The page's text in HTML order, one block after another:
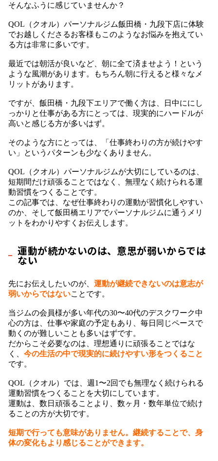
そんなふうに感じていませんか？
QOL（クオル）パーソナルジム飯田橋・九段下店に体験
でお越しくださるお客様もこのようなお悩みを抱えてい
る方は非常に多いです。
最近では朝活が良いなど、朝に全て済ませよう！という
ような風潮があります。もちろん朝に行えると様々なメ
リットがあります。
ですが、飯田橋・九段下エリアで働く方は、日中ににし
っかりと仕事がある方にとっては、現実的にハードルが
高いと感じる方が多いはず。
そのような方にとっては、「仕事終わりの方が続けやす
い」というパターンも少なくありません。
QOL（クオル）パーソナルジムが大切にしているのは、
短期間だけ頑張ることではなく、無理なく続けられる運
動習慣をつくることです。
この記事では、なぜ仕事終わりの運動が習慣化しやすい
のか、そして飯田橋エリアでパーソナルジムに通うメリ
ットをわかりやすくお伝えします。
運動が続かないのは、意思が弱いからでは
ない
先にお伝えしたいのが、 運動が継続できないのは意志が
弱いからではないことです。
当ジムの会員様が多い年代の30〜40代のデスクワーク中
心の方は、仕事や家庭の予定もあり、毎日同じペースで
動くのが難しいことも多いはずです。
だからこそ必要なのは、理想通りに頑張ることではな
く、 今の生活の中で現実的に続けやすい形をつくること
です。
QOL（クオル）では、週1〜2回でも無理なく続けられる
運動習慣をつくることを大切にしています。
運動は、数日頑張ることより、数ヶ月・数年単位で続け
ることの方が大切です。
短期で行っても意味がありません。継続することで、身
体の変化もより感じることができます。